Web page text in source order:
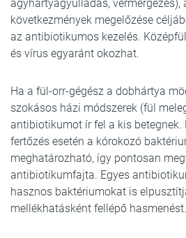
agyhártyagyulladás, vérmérgezés),
következmények megelőzése
az antibiotikumos kezelés.
és vírus egyaránt okozhat.
Ha a fül-orr-gégész a dobhártya
szokásos házi módszerek (fül
antibiotikumot ír fel a kis betegnek.
fertőzés esetén a kórokozó
meghatározható, így pontosan
antibiotikumfajta. Egyes
hasznos baktériumokat is
mellékhatásként fellépő hasmenést.